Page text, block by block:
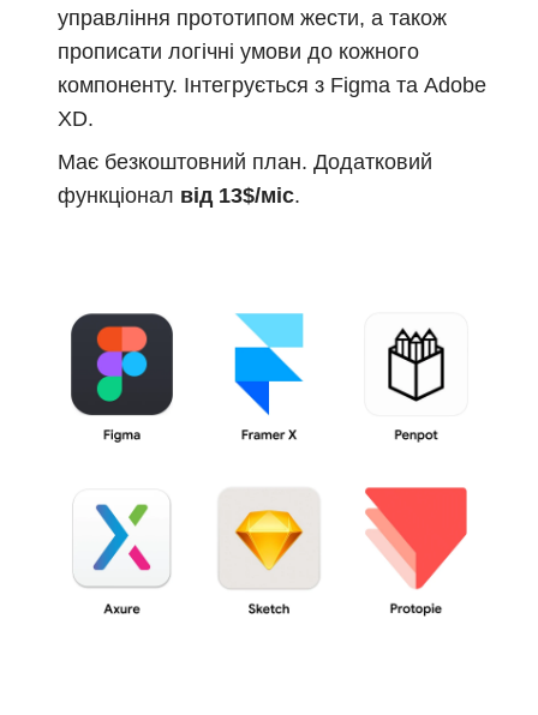
управління прототипом жести, а також
прописати логічні умови до кожного
компоненту. Інтегрується з Figma та Adobe
XD.
Має безкоштовний план. Додатковий
функціонал від 13$/міс.